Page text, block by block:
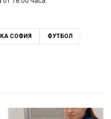
СОФИЯ ФУТБОЛ